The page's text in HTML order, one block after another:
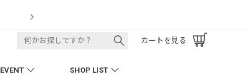
EVENT SHOP LIST
カートを見る